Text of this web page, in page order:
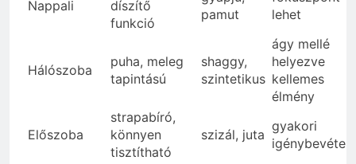
Nappali
díszítő
funkció
pamut
lehet
Hálószoba
puha, meleg
tapintású
shaggy,
szintetikus
ágy mellé
helyezve
kellemes
élmény
Előszoba
strapabíró,
könnyen
tisztítható
szizál, juta
gyakori
igénybevétel